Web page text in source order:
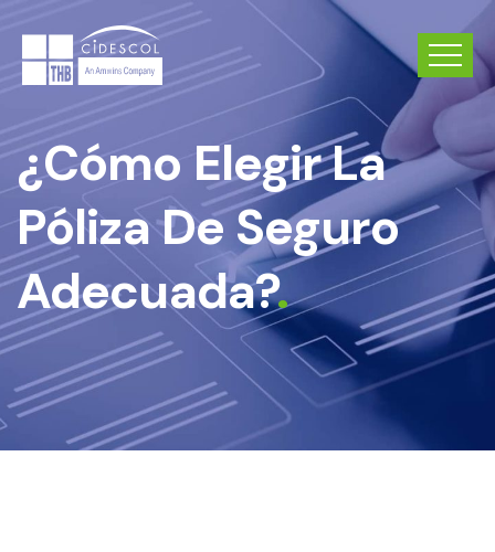
¿Cómo Elegir La
Póliza De Seguro
Adecuada?.